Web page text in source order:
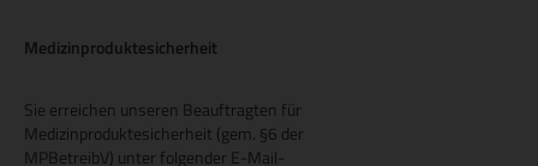
Medizinproduktesicherheit
Sie erreichen unseren Beauftragten für
Medizinproduktesicherheit (gem. §6 der
MPBetreibV) unter folgender E-Mail-